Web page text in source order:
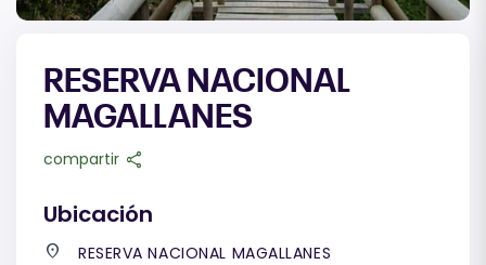
RESERVA NACIONAL
MAGALLANES
compartir share
Ubicación
place
RESERVA NACIONAL MAGALLANES